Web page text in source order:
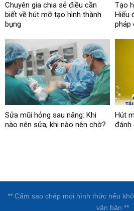
Chuyên gia chia sẻ điều cần
biết về hút mỡ tạo hình thành
bụng
Tạo
Hiểu
pháp
Sửa mũi hỏng sau nâng: Khi
nào nên sửa, khi nào nên chờ?
Hút
đánh
** Cấm sao chép mọi hình thức nếu
văn bản **